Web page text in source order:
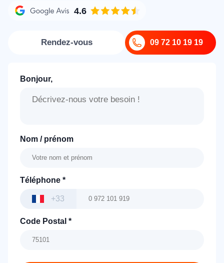
4.6
09 72 10 19 19
Rendez-vous
Bonjour,
Nom / prénom
Téléphone *
+33
Code Postal *